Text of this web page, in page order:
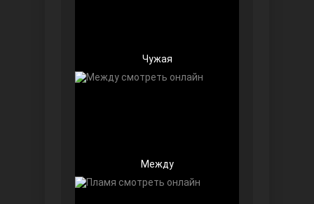
Чужая
Между